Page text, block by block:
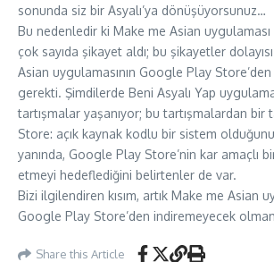
sonunda siz bir Asyalı’ya dönüşüyorsunuz…
Bu nedenledir ki Make me Asian uygulaması
çok sayıda şikayet aldı; bu şikayetler
Asian uygulamasının Google Play Store’den
gerekti. Şimdilerde Beni Asyalı Yap
tartışmalar yaşanıyor; bu tartışmalardan
Store: açık kaynak kodlu bir sistem
yanında, Google Play Store’nin kar amaçlı
etmeyi hedeflediğini belirtenler de var.
Bizi ilgilendiren kısım, artık Make me Asian
Google Play Store’den indiremeyecek
Share this Article